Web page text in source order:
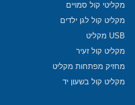
מקליטי קול סמויים
מקליט קול לגן ילדים
USB מקליט
מקליט קול זעיר
מחזיק מפתחות מקליט
מקליט קול בשעון יד